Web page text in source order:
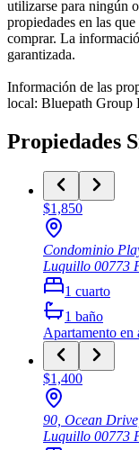
utilizarse para ningún
propiedades en las
comprar. La
garantizada.
Información de las
local: Bluepath Group
Propiedades
$1,850
Condominio
Luquillo 00773
1 cuarto
1 baño
Apartamento en
$1,400
90, Ocean
Luquillo 00773